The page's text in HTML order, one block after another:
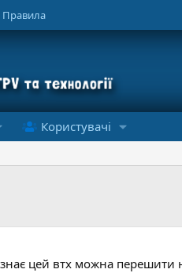
Правила
Користувачі
цей втх можна перешити